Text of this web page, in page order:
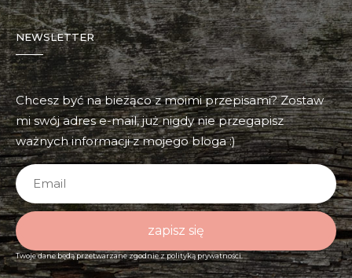
NEWSLETTER
Chcesz być na bieżąco z moimi przepisami? Zostaw
mi swój adres e-mail, już nigdy nie przegapisz
ważnych informacji z mojego bloga :)
zapisz się
Twoje dane będą przetwarzane zgodnie zpolityką prywatności.